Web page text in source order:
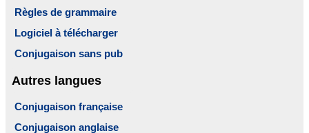
Règles de grammaire
Logiciel à télécharger
Conjugaison sans pub
Autres langues
Conjugaison française
Conjugaison anglaise